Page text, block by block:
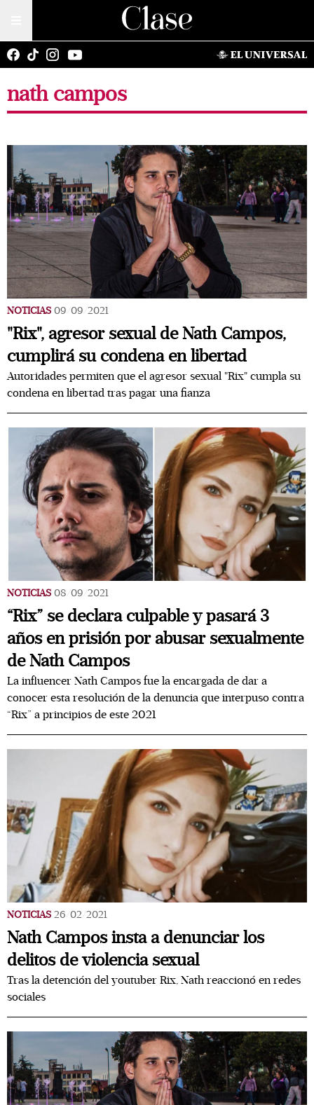
nath campos
NOTICIAS 09/09/2021
"Rix", agresor sexual de Nath Campos,
cumplirá su condena en libertad
Autoridades permiten que el agresor sexual "Rix" cumpla su
condena en libertad tras pagar una fianza
NOTICIAS 08/09/2021
“Rix” se declara culpable y pasará 3
años en prisión por abusar sexualmente
de Nath Campos
La influencer Nath Campos fue la encargada de dar a
conocer esta resolución de la denuncia que interpuso contra
“Rix” a principios de este 2021
NOTICIAS 26/02/2021
Nath Campos insta a denunciar los
delitos de violencia sexual
Tras la detención del youtuber Rix, Nath reaccionó en redes
sociales